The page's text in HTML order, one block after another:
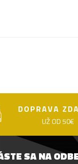
DOPRAVA
UŽ OD 50€
SA NA